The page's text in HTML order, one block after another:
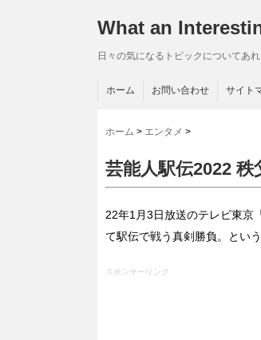
What an
日々の気になるトピックについてあ
ホーム お問い合わせ サイト
ホーム > エンタメ >
芸能人駅伝2022
22年1月3日放送のテレビ東京
て駅伝で戦う真剣勝負。とい
スポンサーリンク